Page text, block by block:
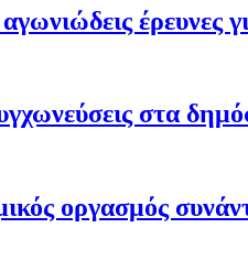
έρευνες
στα
οργασμός